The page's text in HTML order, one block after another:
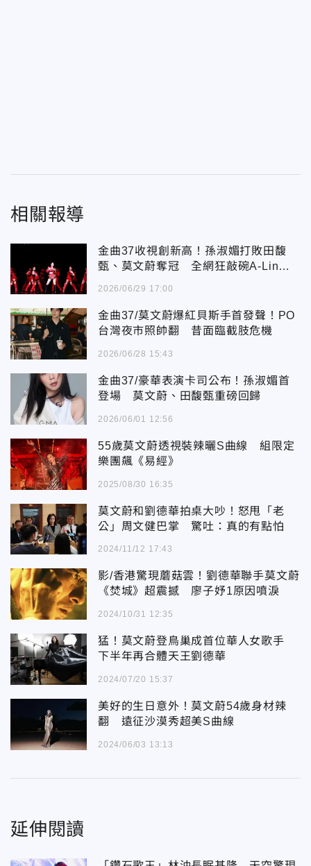
相關報導
金曲37收視創新高！孫淑媚打敗田馥
甄、莫文蔚奪冠 全網狂敲碗A-Lin主
2026/06/29 17:00
金曲37/莫文蔚爆紅貝斯手首發聲！PO
台灣夜市照帥翻 昔面臨截肢危機
2026/06/28 15:43
金曲37/豪華表演卡司公布！孫淑媚首
登場 莫文蔚、田馥甄重磅回歸
2026/06/01 12:56
55歲莫文蔚透視裝辣曬S曲線 組限定
樂團飆《易經》
2025/08/30 16:35
莫文蔚和劉德華拍桌大吵！怒甩「老
公」周文健巴掌 驚吐：真的有點怕
2024/11/12 17:43
影/香港驚現蘑菇雲！劉德華聯手莫文蔚
《焚城》超震撼 廖子妤1原因噴淚
2024/10/31 12:35
猛！莫文蔚登鳥巢成首位華人女歌手
下半年再合體天王劉德華
2024/07/20 15:37
美好的生日意外！莫文蔚54歲身材辣
翻 遠征沙漠秀超美S曲線
2024/06/03 13:13
延伸閱讀